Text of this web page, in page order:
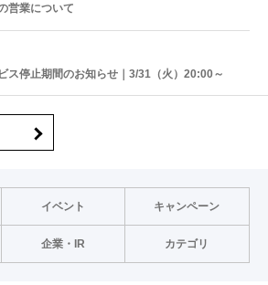
営業について
ス停止期間のお知らせ｜3/31（火）20:00～
イベント キャンペーン
企業・IR カテゴリ